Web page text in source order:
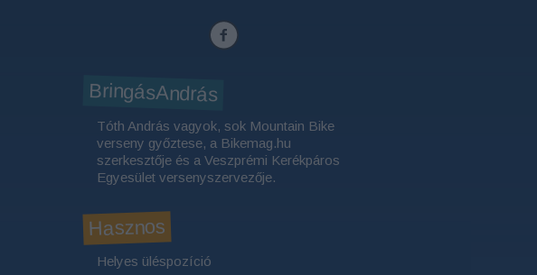
BringásAndrás
Tóth András vagyok, sok Mountain Bike
verseny győztese, a Bikemag.hu
szerkesztője és a Veszprémi Kerékpáros
Egyesület versenyszervezője.
Hasznos
Helyes üléspozíció